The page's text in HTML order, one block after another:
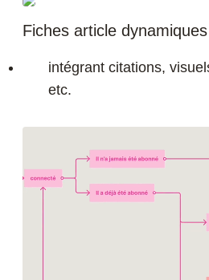
Fiches article dynamiques
intégrant citations,
etc.